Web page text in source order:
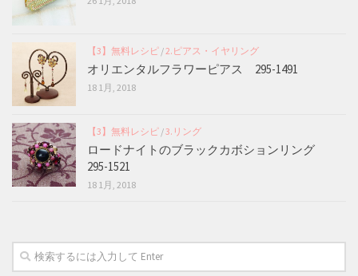
【3】無料レシピ /2.ピアス・イヤリング
オリエンタルフラワーピアス 295-1491
18 1月, 2018
【3】無料レシピ /3.リング
ロードナイトのブラックカボションリング
295-1521
18 1月, 2018